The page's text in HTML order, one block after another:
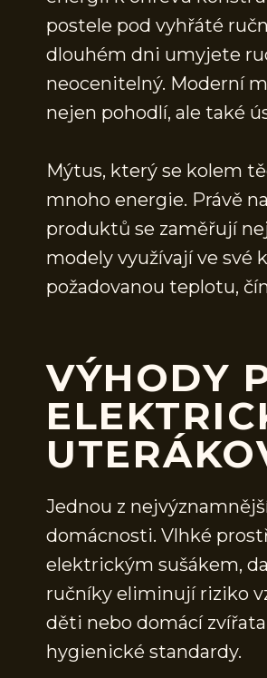
postele pod vyhřáté
dlouhém dni umyjete
neocenitelný. Moderní
nejen pohodlí, ale také
Mýtus, který se kolem
mnoho energie. Právě
produktů se zaměřují
modely využívají ve své
požadovanou teplotu,
VÝHODY
Jednou z
domácnosti. Vlhké
elektrickým sušákem,
ručníky eliminují riziko
děti nebo domácí
hygienické standardy.